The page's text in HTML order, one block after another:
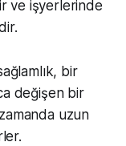
ve işyerlerinde
bir
değişen bir
uzun